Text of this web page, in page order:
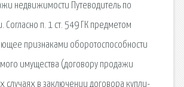
недвижимости Путеводитель по
п. 1 ст. 549 ГК предметом
признаками оборотоспособности
имущества (договору продажи
случаях в заключении договора купли-